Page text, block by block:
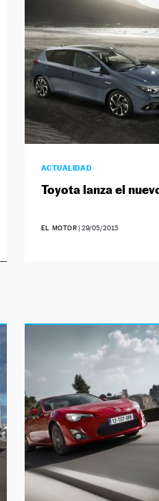
ACTUALIDAD
Toyota lanza el
EL MOTOR |29/05/2015